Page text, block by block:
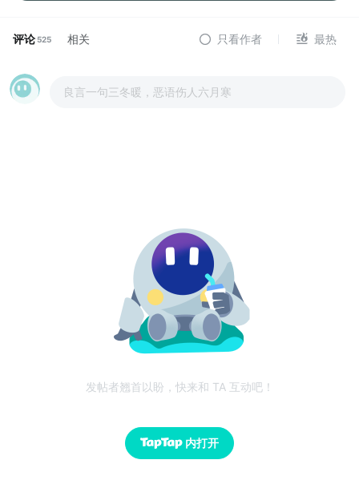
评论525 相关 只看作者 最热
良言一句三冬暖，恶语伤人六月寒
发帖者翘首以盼，快来和 TA 互动吧！
内打开